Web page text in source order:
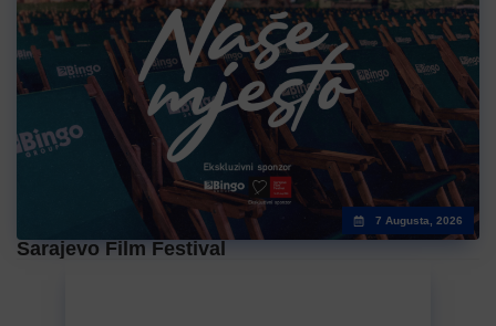
7 Augusta, 2026
Sarajevo Film Festival